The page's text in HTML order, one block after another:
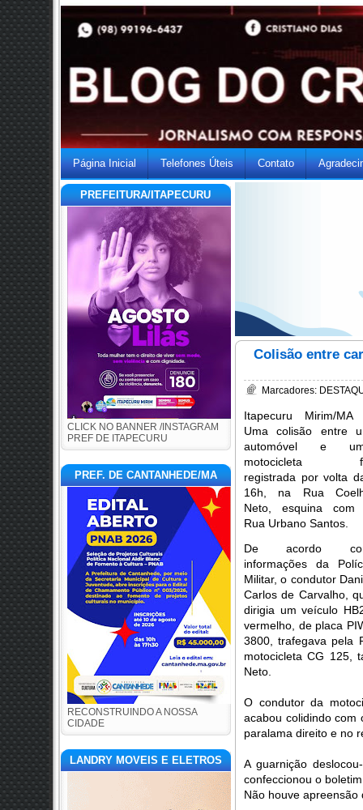
Página Inicial Telefones Úteis Contato
PREFEITURA/ITAPECURU
CLICK NO BANNER /INSTAGRAM
PREF DE ITAPECURU
PREF. DE CANTANHEDE/MA
RECONSTRUINDO A NOSSA
CIDADE
LANDRY MOVEIS E ELETROS
Colisão entre
Marcadores:
Itapecuru Mirim/MA
Uma colisão entre
automóvel e
motocicleta
registrada por volta
16h, na Rua
Neto, esquina com
Rua Urbano Santos.
De acordo
informações da
Militar, o condutor
Carlos de Carvalho,
dirigia um veículo
vermelho, de placa
3800, trafegava pela
motocicleta CG 125,
Neto.
O condutor da
acabou colidindo com
paralama direito e no
A guarnição
confeccionou o
Não houve apreensão